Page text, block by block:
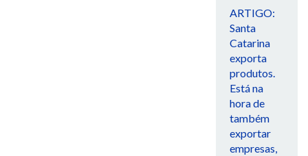
ARTIGO:
Santa
Catarina
exporta
produtos.
Está na
hora de
também
exportar
empresas,